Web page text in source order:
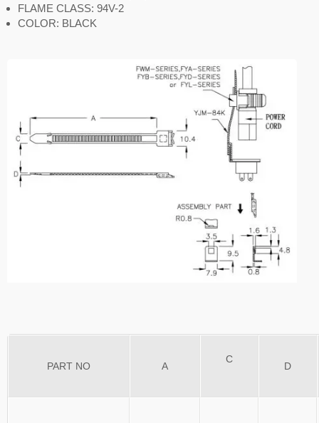
FLAME CLASS: 94V-2
COLOR: BLACK
PART NO A
C
D